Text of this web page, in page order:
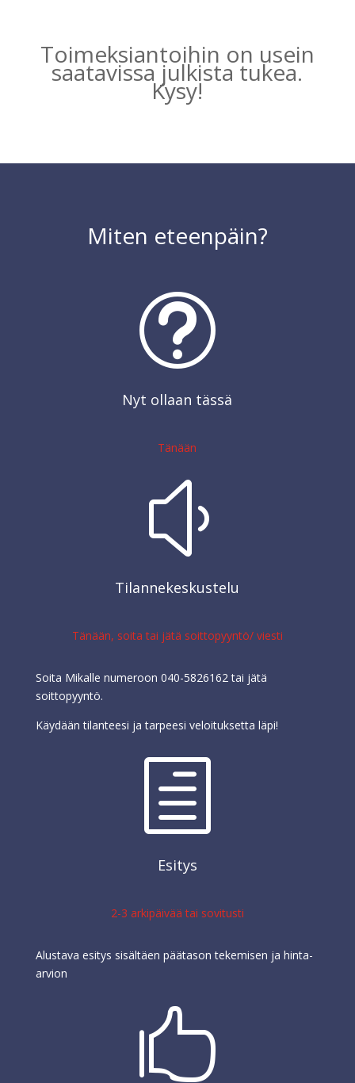
Toimeksiantoihin on usein
saatavissa julkista tukea.
Kysy!
Miten eteenpäin?
t
Nyt ollaan tässä
Tänään
y
Tilannekeskustelu
Tänään, soita tai jätä soittopyyntö/ viesti
Soita Mikalle numeroon 040-5826162 tai jätä
soittopyyntö.
Käydään tilanteesi ja tarpeesi veloituksetta läpi!
h
Esitys
2-3 arkipäivää tai sovitusti
Alustava esitys sisältäen päätason tekemisen ja hinta-
arvion
